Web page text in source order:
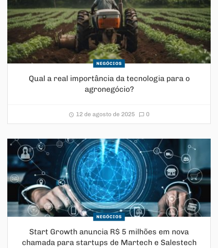
NEGÓCIOS
Qual a real importância da tecnologia para o
agronegócio?
12 de agosto de 2025 0
NEGÓCIOS
Start Growth anuncia R$ 5 milhões em nova
chamada para startups de Martech e Salestech